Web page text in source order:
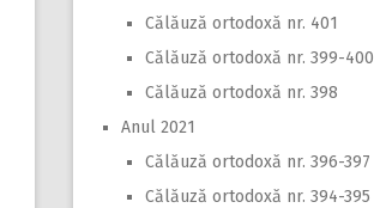
Călăuză ortodoxă nr. 401
Călăuză ortodoxă nr. 399-400
Călăuză ortodoxă nr. 398
Anul 2021
Călăuză ortodoxă nr. 396-397
Călăuză ortodoxă nr. 394-395